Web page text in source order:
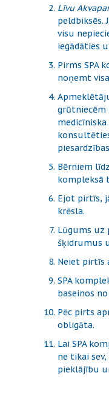
Līvu
peldbiksēs.
visu
iegādāties
Pirms SPA
noņemt
grūtniecēm
Bērniem
kompleksā
Ejot pirtīs,
krēsla.
Lūgums uz
šķidrumus
Neiet pirtīs
SPA
baseinos
Pēc pirts
obligāta.
Lai SPA
ne tikai
pieklājību